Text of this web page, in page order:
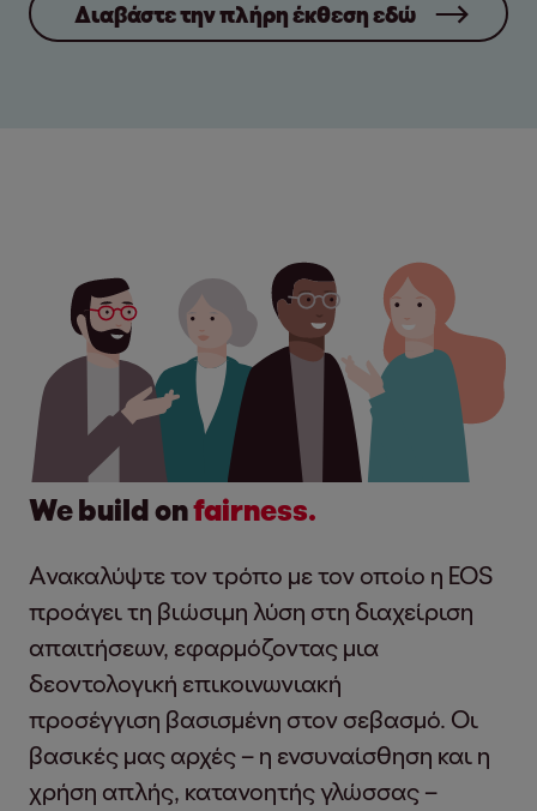
Διαβάστε την πλήρη έκθεση εδώ
We build onfairness.
Ανακαλύψτε τον τρόπο με τον οποίο η EOS
προάγει τη βιώσιμη λύση στη διαχείριση
απαιτήσεων, εφαρμόζοντας μια
δεοντολογική επικοινωνιακή
προσέγγιση βασισμένη στον σεβασμό. Οι
βασικές μας αρχές – η ενσυναίσθηση και η
χρήση απλής, κατανοητής γλώσσας –